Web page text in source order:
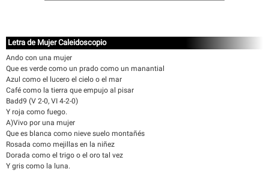
Letra de Mujer Caleidoscopio
Ando con una mujer
Que es verde como un prado como un manantial
Azul como el lucero el cielo o el mar
Café como la tierra que empujo al pisar
Badd9 (V 2-0, VI 4-2-0)
Y roja como fuego.
A)Vivo por una mujer
Que es blanca como nieve suelo montañés
Rosada como mejillas en la niñez
Dorada como el trigo o el oro tal vez
Y gris como la luna.